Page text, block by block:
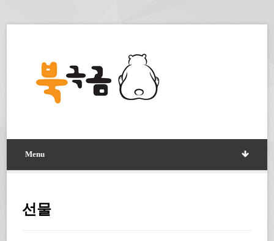
Menu
선물